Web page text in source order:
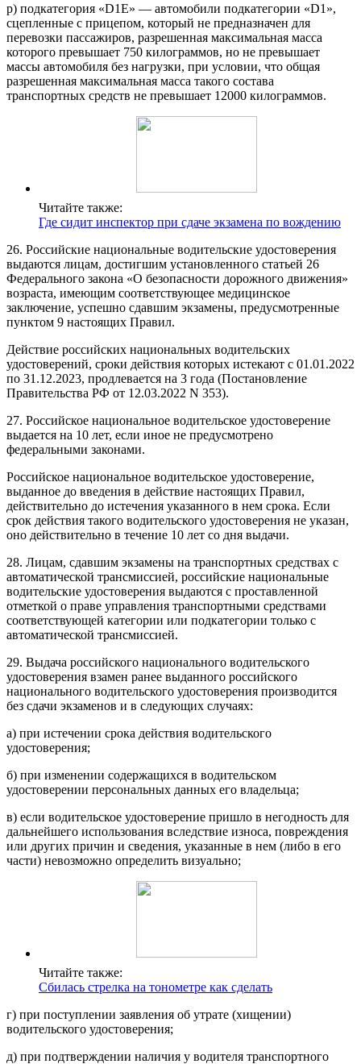
р) подкатегория «D1E» — автомобили подкатегории «D1»,
сцепленные с прицепом, который не предназначен для
перевозки пассажиров, разрешенная максимальная масса
которого превышает 750 килограммов, но не превышает
массы автомобиля без нагрузки, при условии, что общая
разрешенная максимальная масса такого состава
транспортных средств не превышает 12000 килограммов.
Читайте также:
Где сидит инспектор при сдаче экзамена по вождению
26. Российские национальные водительские удостоверения
выдаются лицам, достигшим установленного статьей 26
Федерального закона «О безопасности дорожного движения»
возраста, имеющим соответствующее медицинское
заключение, успешно сдавшим экзамены, предусмотренные
пунктом 9 настоящих Правил.
Действие российских национальных водительских
удостоверений, сроки действия которых истекают с 01.01.2022
по 31.12.2023, продлевается на 3 года (Постановление
Правительства РФ от 12.03.2022 N 353).
27. Российское национальное водительское удостоверение
выдается на 10 лет, если иное не предусмотрено
федеральными законами.
Российское национальное водительское удостоверение,
выданное до введения в действие настоящих Правил,
действительно до истечения указанного в нем срока. Если
срок действия такого водительского удостоверения не указан,
оно действительно в течение 10 лет со дня выдачи.
28. Лицам, сдавшим экзамены на транспортных средствах с
автоматической трансмиссией, российские национальные
водительские удостоверения выдаются с проставленной
отметкой о праве управления транспортными средствами
соответствующей категории или подкатегории только с
автоматической трансмиссией.
29. Выдача российского национального водительского
удостоверения взамен ранее выданного российского
национального водительского удостоверения производится
без сдачи экзаменов и в следующих случаях:
а) при истечении срока действия водительского
удостоверения;
б) при изменении содержащихся в водительском
удостоверении персональных данных его владельца;
в) если водительское удостоверение пришло в негодность для
дальнейшего использования вследствие износа, повреждения
или других причин и сведения, указанные в нем (либо в его
части) невозможно определить визуально;
Читайте также:
Сбилась стрелка на тонометре как сделать
г) при поступлении заявления об утрате (хищении)
водительского удостоверения;
д) при подтверждении наличия у водителя транспортного